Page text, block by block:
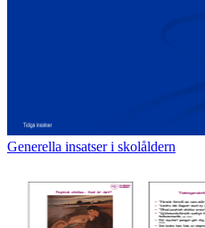
Generella insatser i skolåldern